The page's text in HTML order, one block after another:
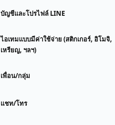
บัญชีและโปรไฟล์ LINE
ไอเทมแบบมีค่าใช้จ่าย (สติกเกอร์, อิโมจิ,
เหรียญ, ฯลฯ)
เพื่อน/กลุ่ม
แชท/โทร